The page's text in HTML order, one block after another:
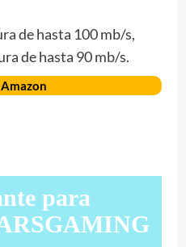
de hasta 100 mb/s,
de hasta 90 mb/s.
para